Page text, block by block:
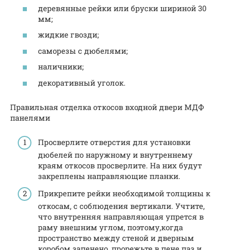
деревянные рейки или бруски шириной 30
мм;
жидкие гвозди;
саморезы с дюбелями;
наличники;
декоративный уголок.
Правильная отделка откосов входной двери МДФ
панелями
Просверлите отверстия для установки
дюбелей по наружному и внутреннему
краям откосов просверлите. На них будут
закреплены направляющие планки.
Прикрепите рейки необходимой толщины к
откосам, с соблюдения вертикали. Учтите,
что внутренняя направляющая упрется в
раму внешним углом, поэтому,когда
пространство между стеной и дверным